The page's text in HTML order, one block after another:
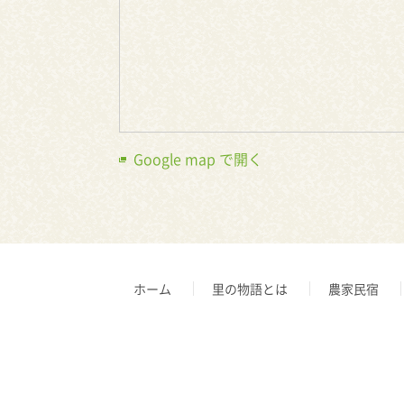
Google map で開く
ホーム 里の物語とは 農家民宿